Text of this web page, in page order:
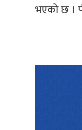
भएको छ ।